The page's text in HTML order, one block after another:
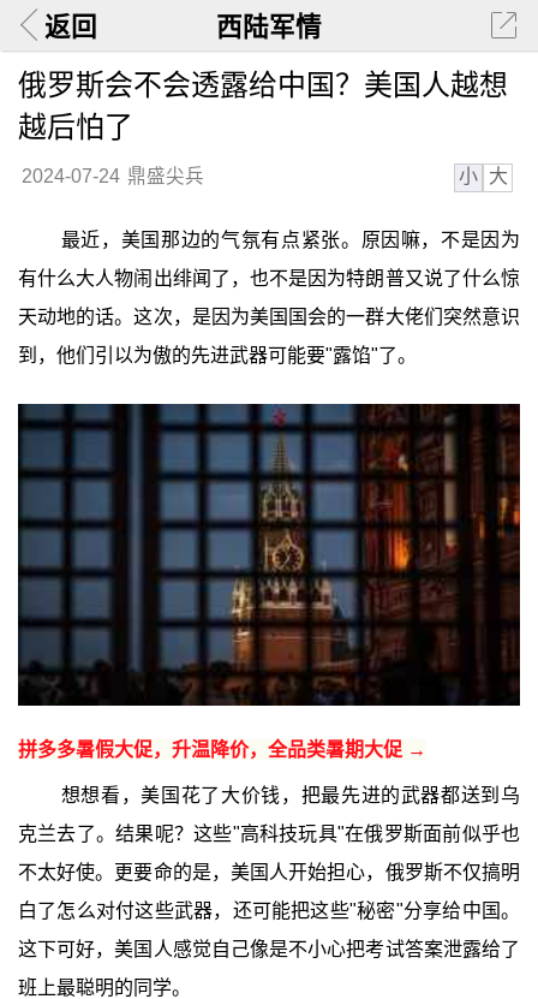
返回 西陆军情
俄罗斯会不会透露给中国？美国人越想
越后怕了
2024-07-24 鼎盛尖兵 小 大
最近，美国那边的气氛有点紧张。原因嘛，不是因为
有什么大人物闹出绯闻了，也不是因为特朗普又说了什么惊
天动地的话。这次，是因为美国国会的一群大佬们突然意识
到，他们引以为傲的先进武器可能要"露馅"了。
拼多多暑假大促，升温降价，全品类暑期大促 →
想想看，美国花了大价钱，把最先进的武器都送到乌
克兰去了。结果呢？这些"高科技玩具"在俄罗斯面前似乎也
不太好使。更要命的是，美国人开始担心，俄罗斯不仅搞明
白了怎么对付这些武器，还可能把这些"秘密"分享给中国。
这下可好，美国人感觉自己像是不小心把考试答案泄露给了
班上最聪明的同学。